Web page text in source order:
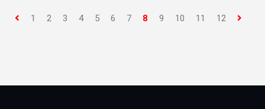
1 2 3 4 5 6 7 8 9 10 11 12